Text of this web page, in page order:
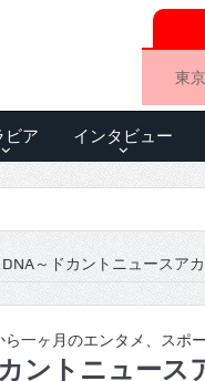
東京
ビア インタビュー
DNA～ドカントニュースア
ら一ヶ月のエンタメ、スポ
ントニュース